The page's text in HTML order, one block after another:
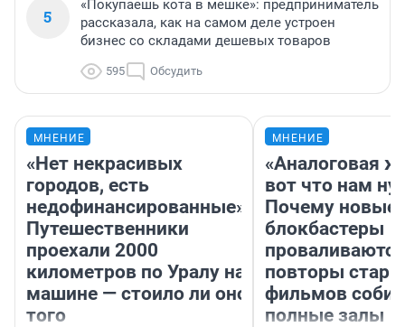
5
«Покупаешь кота в мешке»: предприниматель
рассказала, как на самом деле устроен
бизнес со складами дешевых товаров
595 Обсудить
МНЕНИЕ
«Нет некрасивых
городов, есть
недофинансированные».
Путешественники
проехали 2000
километров по Уралу на
машине — стоило ли оно
того
МНЕНИЕ
«Аналоговая
вот что нам
Почему новые
блокбастеры
повторы
фильмов
полные залы